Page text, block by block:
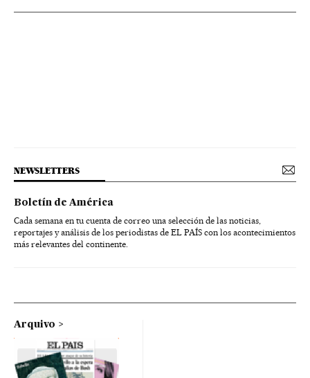
NEWSLETTERS
Boletín de América
Cada semana en tu cuenta de correo una selección de las noticias,
reportajes y análisis de los periodistas de EL PAÍS con los acontecimientos
más relevantes del continente.
Arquivo